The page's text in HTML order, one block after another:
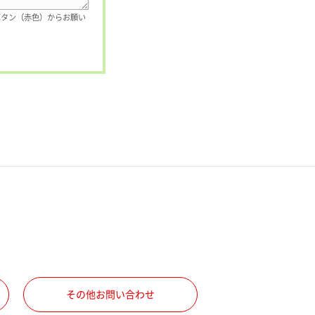
ン（赤色）からお願い
その他お問い合わせ